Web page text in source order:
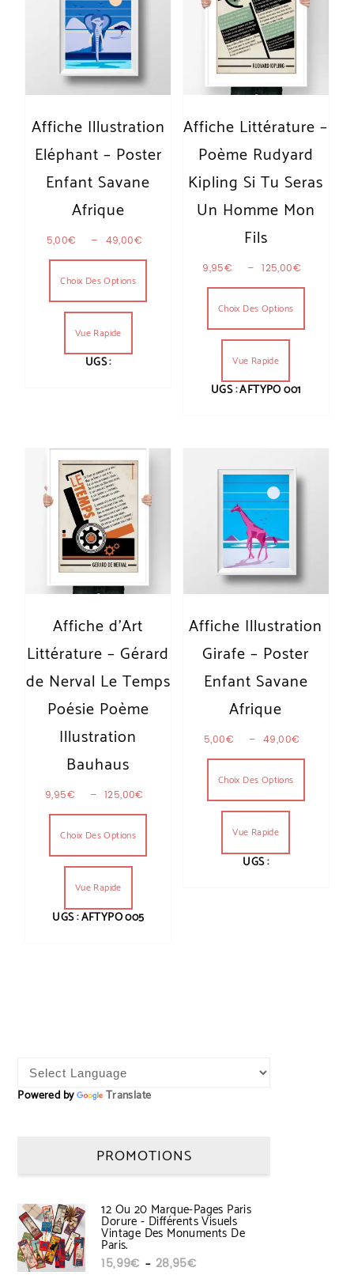
Affiche Illustration
Eléphant – Poster
Enfant Savane
Afrique
5,00€ – 49,00€ Plage de prix : 5,00€ à 49,00€
Choix Des Options
Ce produit a plusieurs variations. Les
Vue Rapide
UGS :
Affiche Littérature –
Poème Rudyard
Kipling Si Tu Seras
Un Homme Mon
Fils
9,95€ – 125,00€
Choix Des Options
Ce
Vue Rapide
UGS : AFTYPO 001
Affiche d’Art
Littérature – Gérard
de Nerval Le Temps
Poésie Poème
Illustration
Bauhaus
9,95€ – 125,00€
Choix Des Options
Ce produit a plusieurs variations. Les
Vue Rapide
UGS : AFTYPO 005
Affiche Illustration
Girafe – Poster
Enfant Savane
Afrique
5,00€ – 49,00€
Choix Des Options
Ce
Vue Rapide
UGS :
Powered by Translate
PROMOTIONS
12 Ou 20 Marque-Pages Paris
Dorure - Différents Visuels
Vintage Des Monuments De
Paris.
15,99€ – 28,95€Plage de prix : 15,99€ à 28,95€